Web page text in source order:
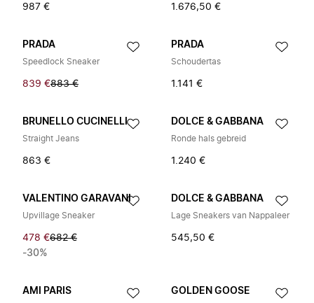
987 € 1.676,50 €
PRADA
Speedlock Sneaker
839 €883 €
PRADA
Schoudertas
1.141 €
BRUNELLO CUCINELLI
Straight Jeans
863 €
DOLCE & GABBANA
Ronde hals gebreid
1.240 €
VALENTINO GARAVANI
Upvillage Sneaker
478 €682 €
-30%
DOLCE & GABBANA
Lage Sneakers van Nappaleer
545,50 €
AMI PARIS GOLDEN GOOSE